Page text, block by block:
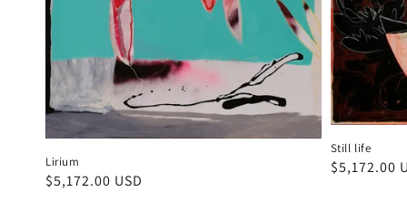
Lirium
Precio
$5,172.00 USD
Still life
Precio
$5,172.00